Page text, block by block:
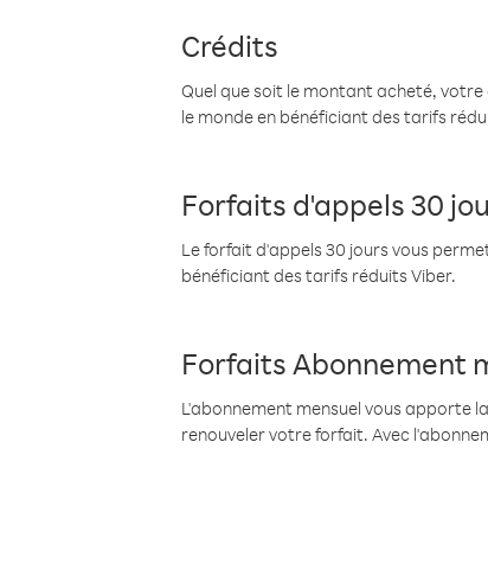
Crédits
Quel que soit le montant acheté,
le monde en bénéficiant des tarifs
Forfaits d'appels 30
Le forfait d'appels 30 jours vous
bénéficiant des tarifs réduits Viber.
Forfaits Abonnement
L'abonnement mensuel vous apporte
renouveler votre forfait. Avec